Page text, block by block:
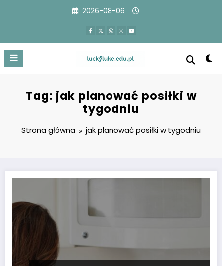
2026-08-06
Tag: jak planować posiłki w
tygodniu
Strona główna jak planować posiłki w tygodniu